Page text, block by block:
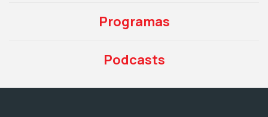
Programas
Podcasts